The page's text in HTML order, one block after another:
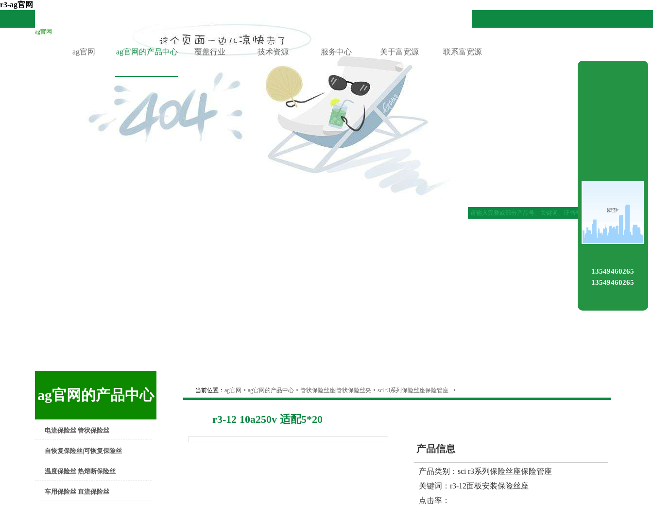
r3-ag官网
ag官网
ag官网 ag官网的产品中心 覆盖行业 技术资源 服务中心 关于富宽源 联系富宽源
ag官网的产品中心
电流保险丝|管状保险丝
自恢复保险丝|可恢复保险丝
温度保险丝|热熔断保险丝
车用保险丝|直流保险丝
当前位置： ag官网 > ag官网的产品中心 > 管状保险丝座|管状保险丝夹 > sci r3系列保险丝座保险管座 >
r3-12 10a250v 适配5*20
产品信息
产品类别： sci r3系列保险丝座保险管座
关键词： r3-12面板安装保险丝座
点击率：
13549460265
13549460265